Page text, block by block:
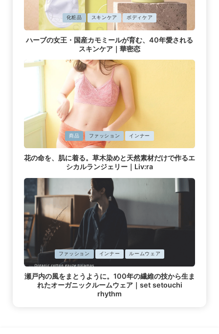
済
化粧品 スキンケア ボディケア
ハーブの女王・国産カモミールが育む、40年愛される
スキンケア｜華密恋
済
商品 ファッション インナー
花の命を、肌に着る。草木染めと天然素材だけで作るエ
シカルランジェリー｜Liv:ra
掲
載
済
ファッション インナー ルームウェア
瀬戸内の風をまとうように。100年の繊維の技から生ま
れたオーガニックルームウェア｜set setouchi
rhythm